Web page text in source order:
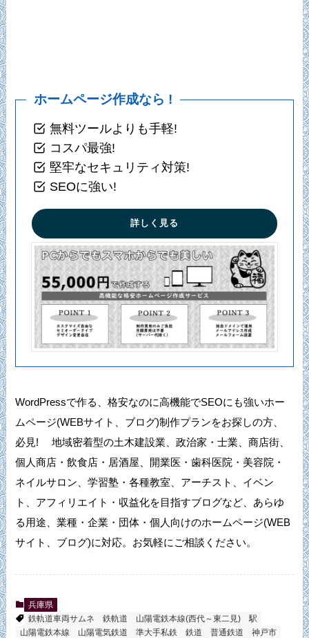
ホームページ作成なら !
無料ツールよりも手軽!
コスパ最強!
堅牢なセキュリティ対策!
SEOに強い!
詳しく見る
WordPressで作る、格安なのに高機能でSEOにも強いホー
ムページ(WEBサイト、ブログ)制作プランをお探しの方、
必見! 地域密着型の土木建設業、政治家・士業、商店街、
個人商店・飲食店・居酒屋、開業医・歯科医院・美容院・
ネイルサロン、学習塾・各種教室、アーチスト、イベン
ト、アフィリエイト・収益化を目指すブログなど、あらゆ
る用途、業種・企業・団体・個人向けのホームページ(WEB
サイト、ブログ)に対応。お気軽にご相談ください。
兵庫県
鉄軌道車両サムネ
鉄軌道 山陽電鉄本線(西代～東二見)
駅
山陽電鉄本線
山陽電気鉄道 準大手私鉄 鉄道 普通鉄道
神戸市